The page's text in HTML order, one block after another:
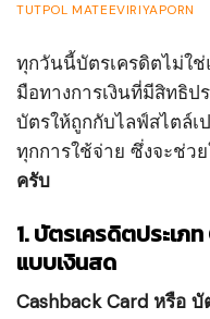
TUTPOL MATEEVIRIYAPORN
ทุกวันนี้บัตรเครดิตไม่ใช่
มือทางการเงินที่มีสิทธิป
บัตรให้ถูกกับไลฟ์สไตล์เ
ทุกการใช้จ่าย ซึ่งจะช่ว
ครับ
1. บัตรเครดิตประเภ
แบบเงินสด
Cashback Card หรือ บั